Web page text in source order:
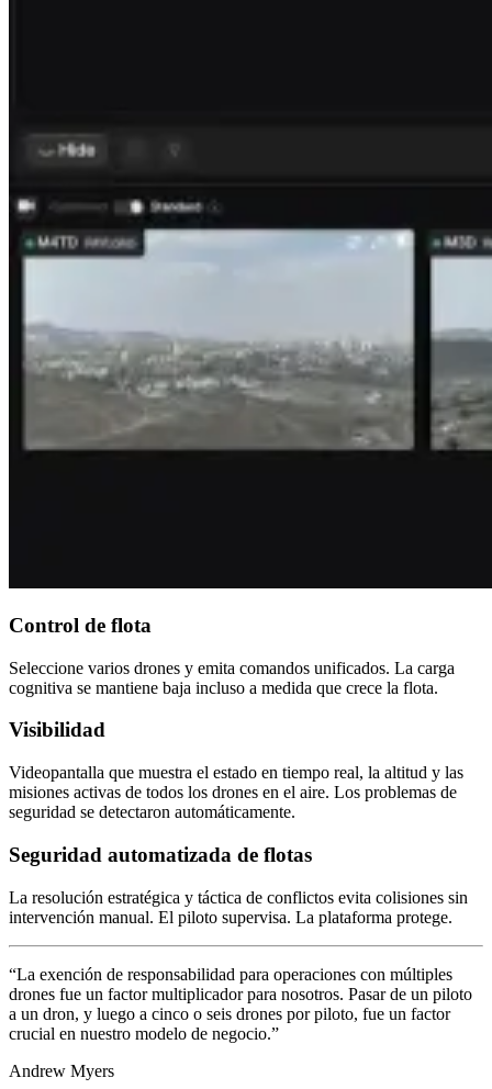
Control de flota
Seleccione varios drones y emita comandos unificados. La carga
cognitiva se mantiene baja incluso a medida que crece la flota.
Visibilidad
Videopantalla que muestra el estado en tiempo real, la altitud y las
misiones activas de todos los drones en el aire. Los problemas de
seguridad se detectaron automáticamente.
Seguridad automatizada de flotas
La resolución estratégica y táctica de conflictos evita colisiones sin
intervención manual. El piloto supervisa. La plataforma protege.
“La exención de responsabilidad para operaciones con múltiples
drones fue un factor multiplicador para nosotros. Pasar de un piloto
a un dron, y luego a cinco o seis drones por piloto, fue un factor
crucial en nuestro modelo de negocio.”
Andrew Myers